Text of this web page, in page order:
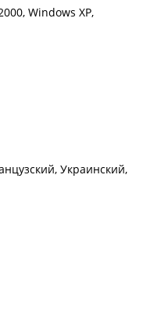
Windows XP,
Украинский,